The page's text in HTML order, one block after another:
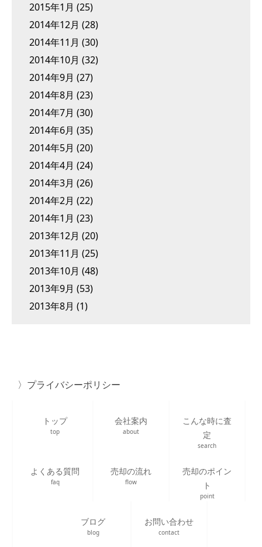
2015年1月 (25)
2014年12月 (28)
2014年11月 (30)
2014年10月 (32)
2014年9月 (27)
2014年8月 (23)
2014年7月 (30)
2014年6月 (35)
2014年5月 (20)
2014年4月 (24)
2014年3月 (26)
2014年2月 (22)
2014年1月 (23)
2013年12月 (20)
2013年11月 (25)
2013年10月 (48)
2013年9月 (53)
2013年8月 (1)
プライバシーポリシー
トップ
top
会社案内
about
こんな時に査
定
search
よくある質問
faq
売却の流れ
flow
売却のポイン
ト
point
ブログ
blog
お問い合わせ
contact